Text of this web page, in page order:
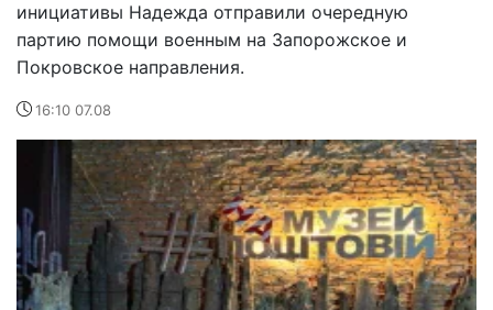
инициативы Надежда отправили очередную
партию помощи военным на Запорожское и
Покровское направления.
16:10 07.08